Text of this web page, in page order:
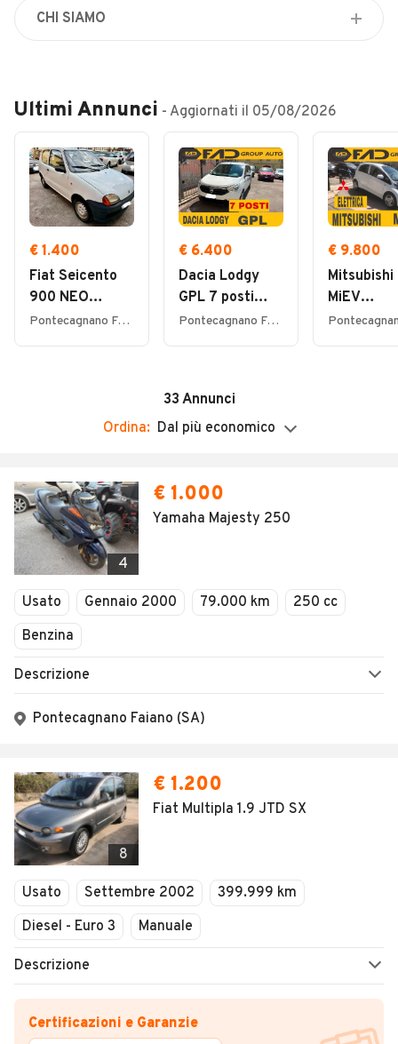
Chiuso
Martedì
Chiuso
Giovedì
Chiuso
Venerdì
Chiuso
Chiuso
Domenica
CHI SIAMO
Ultimi Annunci - Aggiornati il 05/08/2026
€ 1.400
Fiat Seicento
900 NEO
PATENTATO
Pontecagnano Faiano (SA)
€ 6.400
Dacia Lodgy
GPL 7 posti
Prestige
Pontecagnano Faiano (SA)
€ 9.800
Mitsubishi
MiEV
33 Annunci
Ordina: Dal più economico
4
€ 1.000
Yamaha Majesty 250
Usato Gennaio 2000 79.000 km
250 cc
Benzina
Descrizione
Pontecagnano Faiano (SA)
8
€ 1.200
Fiat Multipla 1.9 JTD SX
Usato Settembre 2002
399.999 km
Diesel - Euro 3
Manuale
Descrizione
Certificazioni e Garanzie